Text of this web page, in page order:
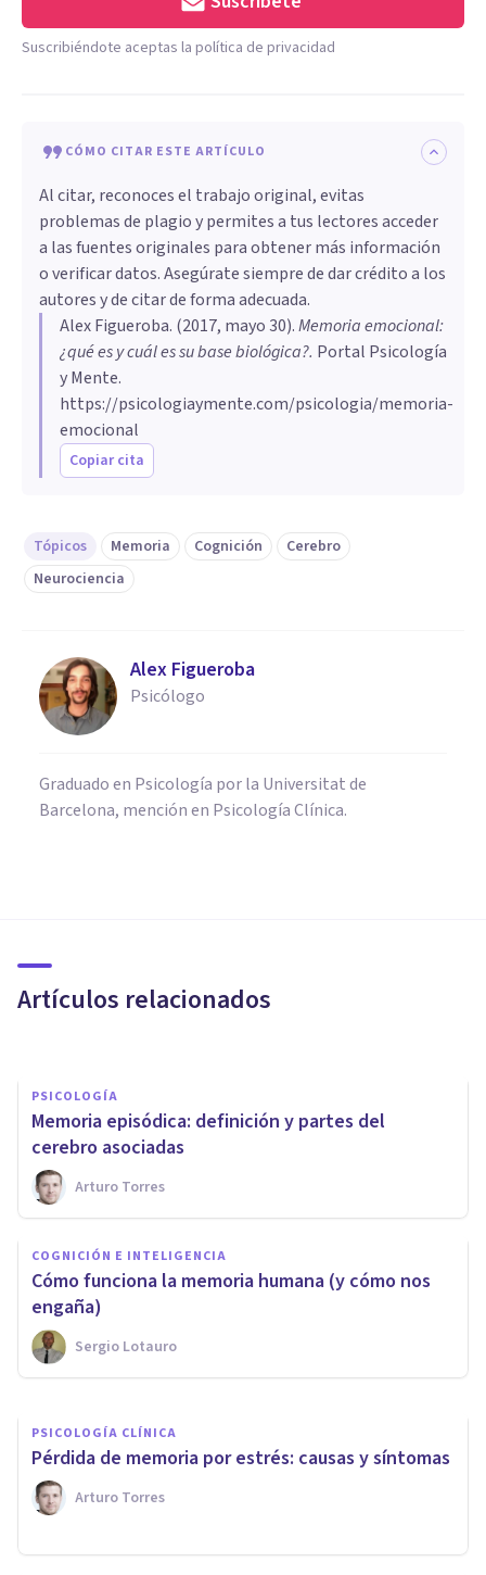
Suscribiéndote aceptas la política de privacidad
CÓMO CITAR ESTE ARTÍCULO
Al citar, reconoces el trabajo original, evitas
problemas de plagio y permites a tus lectores acceder
a las fuentes originales para obtener más información
o verificar datos. Asegúrate siempre de dar crédito a los
autores y de citar de forma adecuada.
Alex Figueroba. (2017, mayo 30).Memoria emocional:
¿qué es y cuál es su base biológica?. Portal Psicología
y Mente.
https://psicologiaymente.com/psicologia/memoria-
emocional
Copiar cita
Tópicos Memoria Cognición
Cerebro
Neurociencia
Alex Figueroba
Psicólogo
Graduado en Psicología por la Universitat de
Barcelona, mención en Psicología Clínica.
Artículos relacionados
asociados
PSICOLOGÍA
Memoria episódica: definición y partes del
cerebro asociadas
Arturo Torres
COGNICIÓN E INTELIGENCIA
​Cómo funciona la memoria humana (y cómo nos
engaña)
Sergio Lotauro
​Los límites y fallos de la
memoria humana
Rafael Ramírez Lago
PSICOLOGÍA CLÍNICA
​Pérdida de memoria por estrés: causas y síntomas
Arturo Torres